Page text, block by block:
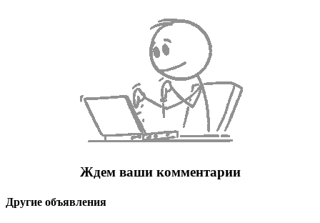
Ждем ваши комментарии
Другие объявления